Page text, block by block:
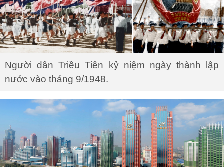
Người dân Triều Tiên kỷ niệm ngày thành lập
nước vào tháng 9/1948.